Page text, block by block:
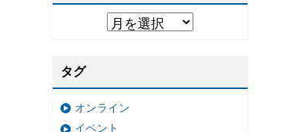
タグ
オンライン
イベント